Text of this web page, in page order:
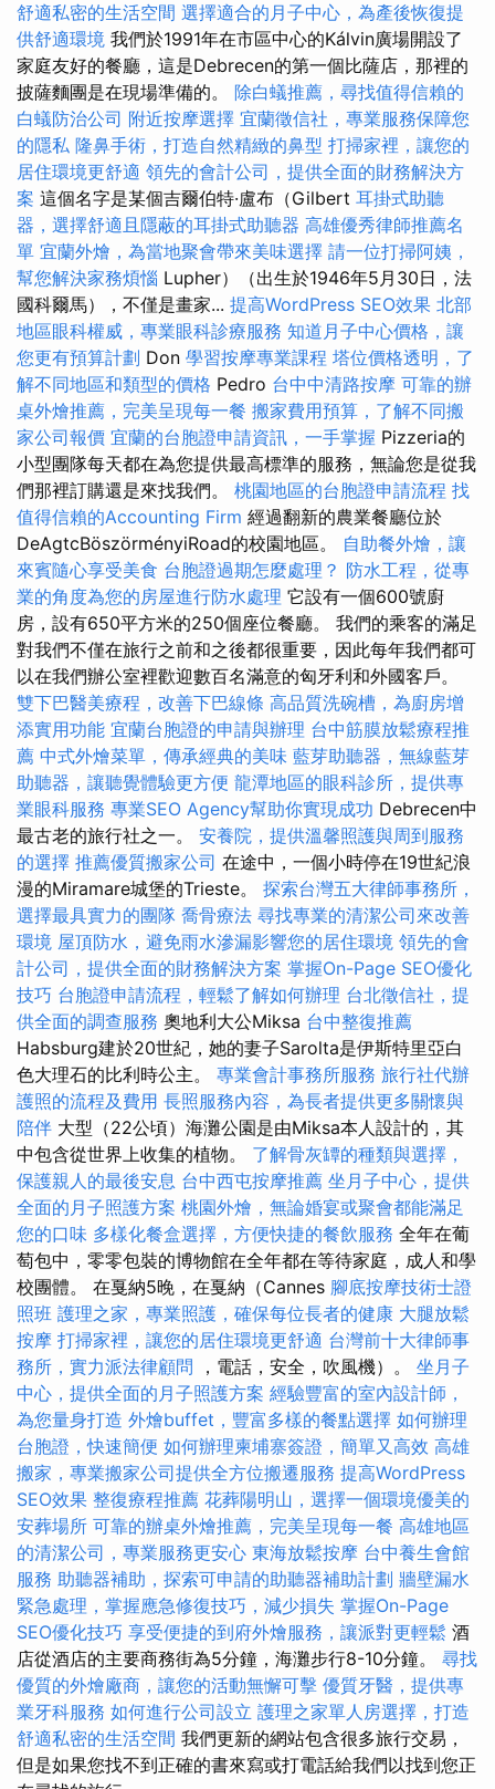
舒適私密的生活空間 選擇適合的月子中心，為產後恢復提
供舒適環境 我們於1991年在市區中心的Kálvin廣場開設了
家庭友好的餐廳，這是Debrecen的第一個比薩店，那裡的
披薩麵團是在現場準備的。 除白蟻推薦，尋找值得信賴的
白蟻防治公司 附近按摩選擇 宜蘭徵信社，專業服務保障您
的隱私 隆鼻手術，打造自然精緻的鼻型 打掃家裡，讓您的
居住環境更舒適 領先的會計公司，提供全面的財務解決方
案 這個名字是某個吉爾伯特·盧布（Gilbert 耳掛式助聽
器，選擇舒適且隱蔽的耳掛式助聽器 高雄優秀律師推薦名
單 宜蘭外燴，為當地聚會帶來美味選擇 請一位打掃阿姨，
幫您解決家務煩惱 Lupher）（出生於1946年5月30日，法
國科爾馬），不僅是畫家... 提高WordPress SEO效果 北部
地區眼科權威，專業眼科診療服務 知道月子中心價格，讓
您更有預算計劃 Don 學習按摩專業課程 塔位價格透明，了
解不同地區和類型的價格 Pedro 台中中清路按摩 可靠的辦
桌外燴推薦，完美呈現每一餐 搬家費用預算，了解不同搬
家公司報價 宜蘭的台胞證申請資訊，一手掌握 Pizzeria的
小型團隊每天都在為您提供最高標準的服務，無論您是從我
們那裡訂購還是來找我們。 桃園地區的台胞證申請流程 找
值得信賴的Accounting Firm 經過翻新的農業餐廳位於
DeAgtcBöszörményiRoad的校園地區。 自助餐外燴，讓
來賓隨心享受美食 台胞證過期怎麼處理？ 防水工程，從專
業的角度為您的房屋進行防水處理 它設有一個600號廚
房，設有650平方米的250個座位餐廳。 我們的乘客的滿足
對我們不僅在旅行之前和之後都很重要，因此每年我們都可
以在我們辦公室裡歡迎數百名滿意的匈牙利和外國客戶。
雙下巴醫美療程，改善下巴線條 高品質洗碗槽，為廚房增
添實用功能 宜蘭台胞證的申請與辦理 台中筋膜放鬆療程推
薦 中式外燴菜單，傳承經典的美味 藍芽助聽器，無線藍芽
助聽器，讓聽覺體驗更方便 龍潭地區的眼科診所，提供專
業眼科服務 專業SEO Agency幫助你實現成功 Debrecen中
最古老的旅行社之一。 安養院，提供溫馨照護與周到服務
的選擇 推薦優質搬家公司 在途中，一個小時停在19世紀浪
漫的Miramare城堡的Trieste。 探索台灣五大律師事務所，
選擇最具實力的團隊 喬骨療法 尋找專業的清潔公司來改善
環境 屋頂防水，避免雨水滲漏影響您的居住環境 領先的會
計公司，提供全面的財務解決方案 掌握On-Page SEO優化
技巧 台胞證申請流程，輕鬆了解如何辦理 台北徵信社，提
供全面的調查服務 奧地利大公Miksa 台中整復推薦
Habsburg建於20世紀，她的妻子Sarolta是伊斯特里亞白
色大理石的比利時公主。 專業會計事務所服務 旅行社代辦
護照的流程及費用 長照服務內容，為長者提供更多關懷與
陪伴 大型（22公頃）海灘公園是由Miksa本人設計的，其
中包含從世界上收集的植物。 了解骨灰罈的種類與選擇，
保護親人的最後安息 台中西屯按摩推薦 坐月子中心，提供
全面的月子照護方案 桃園外燴，無論婚宴或聚會都能滿足
您的口味 多樣化餐盒選擇，方便快捷的餐飲服務 全年在葡
萄包中，零零包裝的博物館在全年都在等待家庭，成人和學
校團體。 在戛納5晚，在戛納（Cannes 腳底按摩技術士證
照班 護理之家，專業照護，確保每位長者的健康 大腿放鬆
按摩 打掃家裡，讓您的居住環境更舒適 台灣前十大律師事
務所，實力派法律顧問 ，電話，安全，吹風機）。 坐月子
中心，提供全面的月子照護方案 經驗豐富的室內設計師，
為您量身打造 外燴buffet，豐富多樣的餐點選擇 如何辦理
台胞證，快速簡便 如何辦理柬埔寨簽證，簡單又高效 高雄
搬家，專業搬家公司提供全方位搬遷服務 提高WordPress
SEO效果 整復療程推薦 花葬陽明山，選擇一個環境優美的
安葬場所 可靠的辦桌外燴推薦，完美呈現每一餐 高雄地區
的清潔公司，專業服務更安心 東海放鬆按摩 台中養生會館
服務 助聽器補助，探索可申請的助聽器補助計劃 牆壁漏水
緊急處理，掌握應急修復技巧，減少損失 掌握On-Page
SEO優化技巧 享受便捷的到府外燴服務，讓派對更輕鬆 酒
店從酒店的主要商務街為5分鐘，海灘步行8-10分鐘。 尋找
優質的外燴廠商，讓您的活動無懈可擊 優質牙醫，提供專
業牙科服務 如何進行公司設立 護理之家單人房選擇，打造
舒適私密的生活空間 我們更新的網站包含很多旅行交易，
但是如果您找不到正確的書來寫或打電話給我們以找到您正